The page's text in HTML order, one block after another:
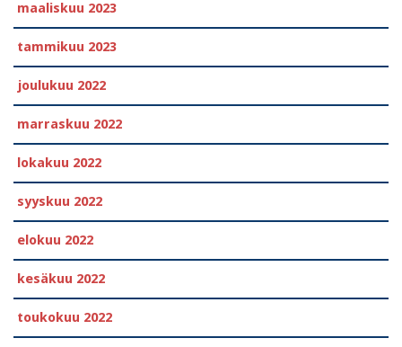
maaliskuu 2023
tammikuu 2023
joulukuu 2022
marraskuu 2022
lokakuu 2022
syyskuu 2022
elokuu 2022
kesäkuu 2022
toukokuu 2022